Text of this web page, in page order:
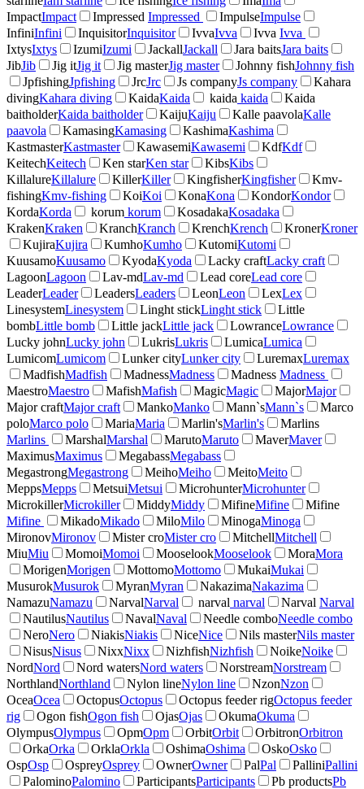
ImpactImpact Impressed Impressed ImpulseImpulse
InfiniInfini InquisitorInquisitor IvvaIvva Ivva Ivva
IxtysIxtys IzumiIzumi JackallJackall Jara baitsJara baits
JibJib Jig itJig it Jig masterJig master Johnny fishJohnny fish
JpfishingJpfishing JrcJrc Js companyJs company
Kahara
divingKahara diving KaidaKaida kaida kaida
Kaida
baitholderKaida baitholder KaijuKaiju Kalle paavolaKalle
paavola
KamasingKamasing KashimaKashima
KastmasterKastmaster KawasemiKawasemi KdfKdf
KeitechKeitech Ken starKen star KibsKibs
KillalureKillalure KillerKiller KingfisherKingfisher
Kmv-
fishingKmv-fishing KoiKoi KonaKona KondorKondor
KordaKorda korum korum KosadakaKosadaka
KrakenKraken KranchKranch KrenchKrench KronerKroner
KujiraKujira KumhoKumho KutomiKutomi
KuusamoKuusamo KyodaKyoda Lacky craftLacky craft
LagoonLagoon Lav-mdLav-md Lead coreLead core
LeaderLeader LeadersLeaders LeonLeon LexLex
LinesystemLinesystem Linght stickLinght stick
Little
bombLittle bomb Little jackLittle jack LowranceLowrance
Lucky johnLucky john LukrisLukris LumicaLumica
LumicomLumicom Lunker cityLunker city LuremaxLuremax
MadfishMadfish MadnessMadness Madness Madness
MaestroMaestro MafishMafish MagicMagic MajorMajor
Major craftMajor craft MankoManko Mann`sMann`s
Marco
poloMarco polo MariaMaria Marlin'sMarlin's
Marlins
Marlins
MarshalMarshal MarutoMaruto MaverMaver
MaximusMaximus MegabassMegabass
MegastrongMegastrong MeihoMeiho MeitoMeito
MeppsMepps MetsuiMetsui MicrohunterMicrohunter
MicrokillerMicrokiller MiddyMiddy MifineMifine
Mifine
Mifine
MikadoMikado MiloMilo MinogaMinoga
MironovMironov Mister croMister cro MitchellMitchell
MiuMiu MomoiMomoi MooselookMooselook MoraMora
MorigenMorigen MottomoMottomo MukaiMukai
MusurokMusurok MyranMyran NakazimaNakazima
NamazuNamazu NarvalNarval narval narval Narval Narval
NautilusNautilus NavalNaval Needle comboNeedle combo
NeroNero NiakisNiakis NiceNice Nils masterNils master
NisusNisus NixxNixx NizhfishNizhfish NoikeNoike
NordNord Nord watersNord waters NorstreamNorstream
NorthlandNorthland Nylon lineNylon line NzonNzon
OceaOcea OctopusOctopus Octopus feeder rigOctopus feeder
rig
Ogon fishOgon fish OjasOjas OkumaOkuma
OlympusOlympus OpmOpm OrbitOrbit OrbitronOrbitron
OrkaOrka OrklaOrkla OshimaOshima OskoOsko
OspOsp OspreyOsprey OwnerOwner PalPal PalliniPallini
PalominoPalomino ParticipantsParticipants Pb productsPb